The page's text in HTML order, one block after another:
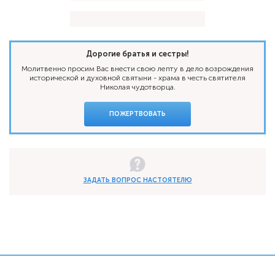
Дорогие братья и сестры!
Молитвенно просим Вас внести свою лепту в дело возрождения
исторической и духовной святыни - храма в честь святителя
Николая чудотворца.
ПОЖЕРТВОВАТЬ
ЗАДАТЬ ВОПРОС НАСТОЯТЕЛЮ